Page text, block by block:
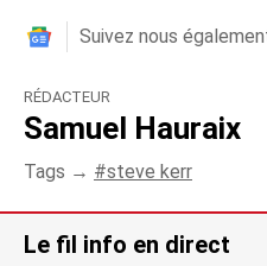
Suivez nous
RÉDACTEUR
Samuel Hauraix
Tags → steve kerr
Le fil info en direct